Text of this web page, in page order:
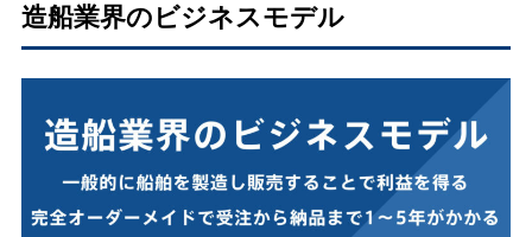
造船業界のビジネスモデル